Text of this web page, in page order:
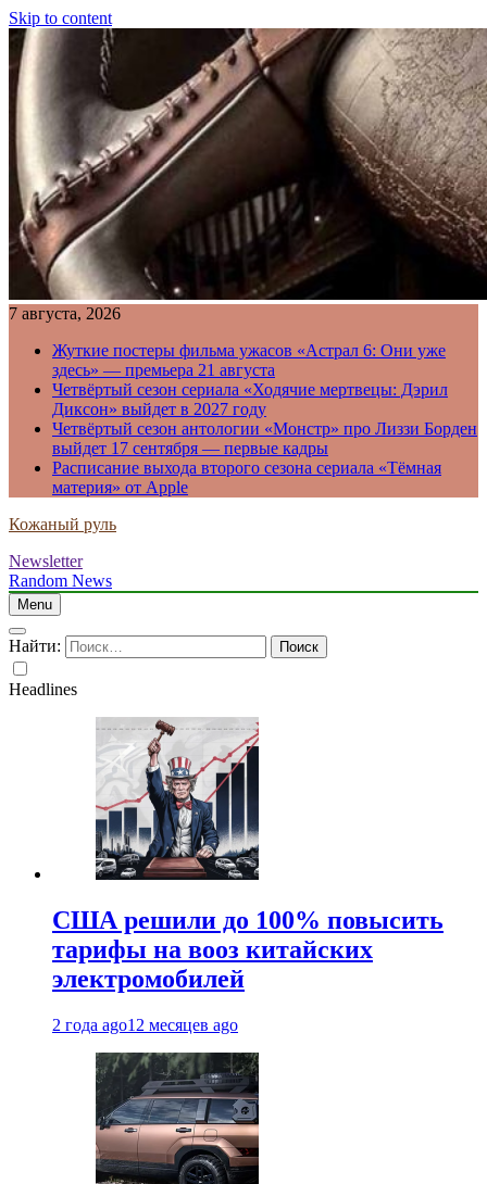
Skip to content
7 августа, 2026
Жуткие постеры фильма ужасов «Астрал 6: Они уже
здесь» — премьера 21 августа
Четвёртый сезон сериала «Ходячие мертвецы: Дэрил
Диксон» выйдет в 2027 году
Четвёртый сезон антологии «Монстр» про Лиззи Борден
выйдет 17 сентября — первые кадры
Расписание выхода второго сезона сериала «Тёмная
материя» от Apple
Кожаный руль
Newsletter
Random News
Menu
Найти:
Headlines
США решили до 100% повысить
тарифы на вооз китайских
электромобилей
2 года ago12 месяцев ago